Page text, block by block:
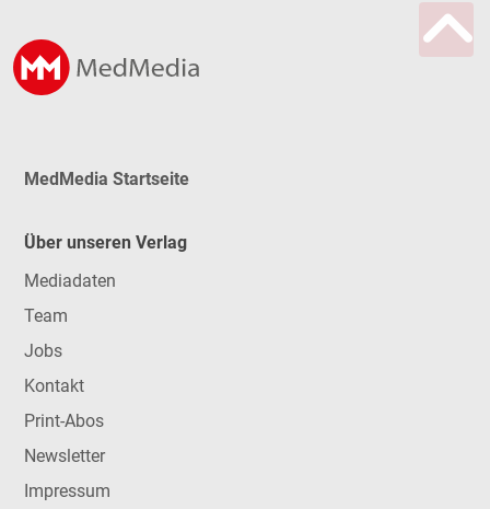
MedMedia Startseite
Über unseren Verlag
Mediadaten
Team
Jobs
Kontakt
Print-Abos
Newsletter
Impressum